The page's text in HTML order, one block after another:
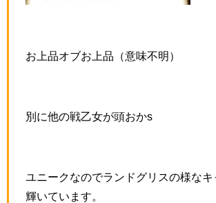
お上品オブお上品（意味不明）
別に他の戦乙女が頭おかs
ユニークなのでランドグリスの様なキ
輝いています。